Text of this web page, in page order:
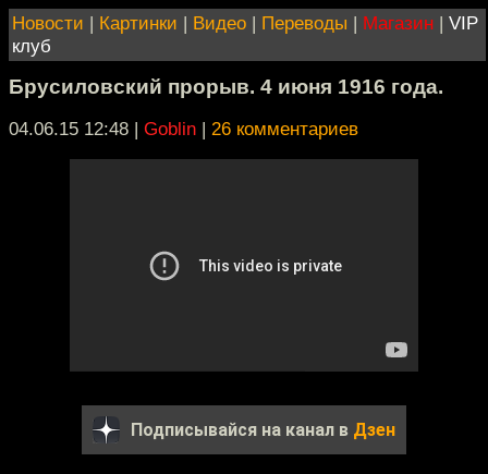
Новости | Картинки | Видео | Переводы | Магазин | VIP
клуб
Брусиловский прорыв. 4 июня 1916 года.
04.06.15 12:48 | Goblin | 26 комментариев
Подписывайся на канал в Дзен